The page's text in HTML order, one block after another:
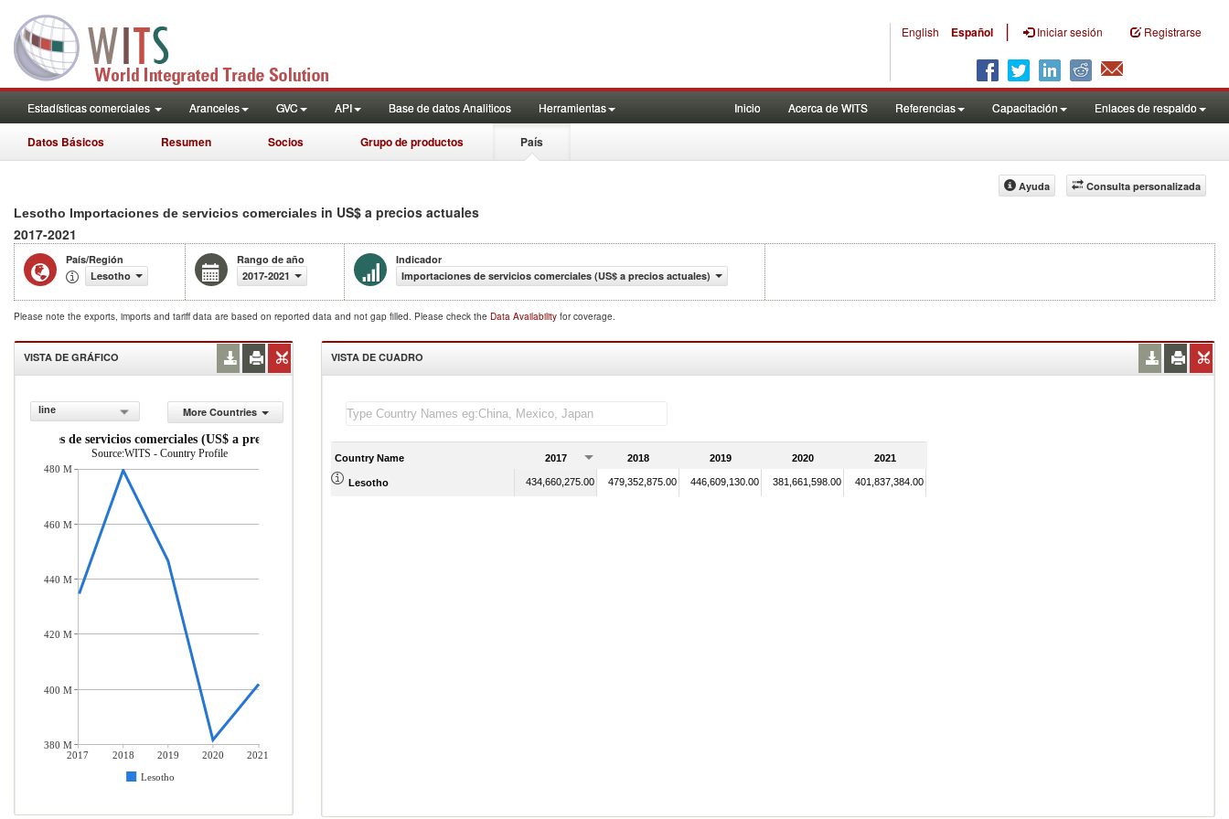
English Español | Iniciar sesión Registrarse
Estadísticas comerciales Aranceles GVC API Base de datos Analiticos Herramientas Inicio Acerca de WITS Referencias Capacitación Enlaces de respaldo
Datos Básicos Resumen Socios Grupo de productos País
Consulta personalizada
Ayuda
Lesotho Importaciones de servicios comerciales in US$ a precios actuales
2017-2021
País/Región
Lesotho
Rango de año
2017-2021
Indicador
Importaciones de servicios comerciales (US$ a precios actuales)
Please note the exports, imports and tariff data are based on reported data and not gap filled. Please check the Data Availability for coverage.
VISTA DE GRÁFICO
line
More Countries
de servicios comerciales (US$ a precios actuales)
Source:WITS - Country Profile
2017 2018 2019 2020
2021
Lesotho
480 M
460 M
440 M
420 M
400 M
380 M
VISTA DE CUADRO
Country Name 2017 2018 2019 2020 2021
Lesotho 434,660,275.00 479,352,875.00 446,609,130.00 381,661,598.00 401,837,384.00